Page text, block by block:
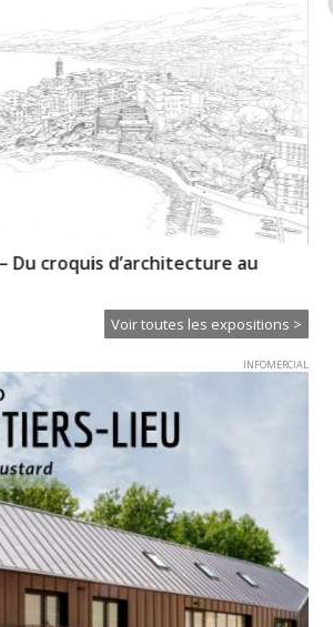
Du croquis d’architecture au
Voir toutes les expositions >
INFOMERCIAL